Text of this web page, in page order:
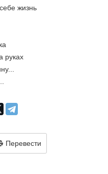
жизнь
руках
Перевести